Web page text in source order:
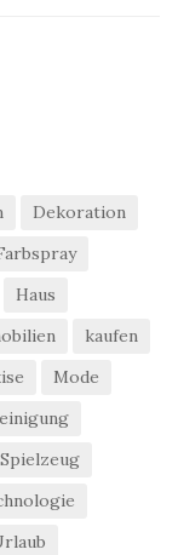
Dekoration
Haus
kaufen
Mode
Spielzeug